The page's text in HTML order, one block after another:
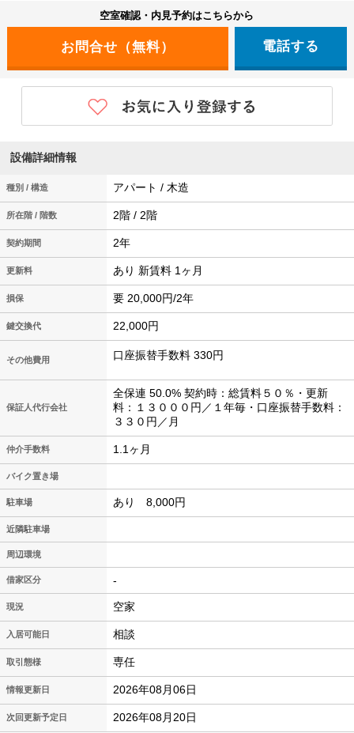
空室確認・内見予約はこちらから
電話する
設備詳細情報
種別 / 構造 アパート / 木造
所在階 / 階数 2階 / 2階
契約期間 2年
更新料 あり 新賃料 1ヶ月
損保 要 20,000円/2年
鍵交換代 22,000円
その他費用 口座振替手数料 330円
保証人代行会社
全保連 50.0% 契約時：総賃料５０％・更新
料：１３０００円／１年毎・口座振替手数料：
３３０円／月
仲介手数料 1.1ヶ月
バイク置き場
駐車場 あり 8,000円
近隣駐車場
周辺環境
借家区分 -
現況 空家
入居可能日 相談
取引態様 専任
情報更新日 2026年08月06日
次回更新予定日 2026年08月20日